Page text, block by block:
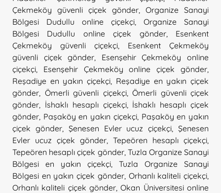
Çekmeköy güvenli çiçek gönder
Organize Sanayi
Bölgesi Dudullu online çiçekçi
Organize Sanayi
Bölgesi Dudullu online çiçek gönder, Esenkent
Çekmeköy güvenli çiçekçi
Esenkent Çekmeköy
güvenli çiçek gönder
Esenşehir Çekmeköy online
çiçekçi
Esenşehir Çekmeköy online çiçek gönder
Reşadiye en yakın çiçekçi Reşadiye en yakın çiçek
gönder Ömerli güvenli çiçekçi, Ömerli güvenli çiçek
gönder
İshaklı hesaplı çiçekçi, İshaklı hesaplı çiçek
gönder Paşaköy en yakın çiçekçi, Paşaköy en yakın
çiçek gönder, Şenesen Evler ucuz çiçekçi ,Şenesen
Evler ucuz çiçek gönder
Tepeören hesaplı çiçekçi
Tepeören hesaplı çiçek gönder, Tuzla Organize Sanayi
Bölgesi en yakın çiçekçi
Tuzla Organize Sanayi
Bölgesi en yakın çiçek gönder, Orhanlı kaliteli çiçekçi
Orhanlı kaliteli çiçek gönder ,Okan Üniversitesi online